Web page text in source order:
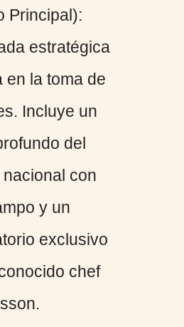
Principal):
estratégica
en la toma de
Incluye un
del
con
y un
exclusivo
chef